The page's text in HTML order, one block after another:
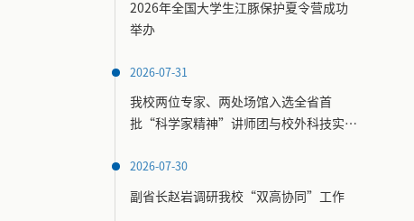
2026年全国大学生江豚保护夏令营成功
举办
2026-07-31
我校两位专家、两处场馆入选全省首
批“科学家精神”讲师团与校外科技实践
2026-07-30
副省长赵岩调研我校“双高协同”工作